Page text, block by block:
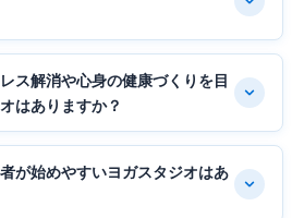
ス解消や心身の健康づくりを目
はありますか？
が始めやすいヨガスタジオはあ